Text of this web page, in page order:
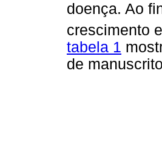
doença. Ao
crescimento
tabela 1
de